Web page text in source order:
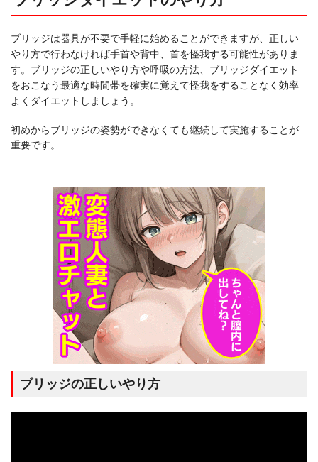
ブリッジは器具が不要で手軽に始めることができますが、正しい
やり方で行わなければ手首や背中、首を怪我する可能性がありま
す。ブリッジの正しいやり方や呼吸の方法、ブリッジダイエット
をおこなう最適な時間帯を確実に覚えて怪我をすることなく効率
よくダイエットしましょう。
初めからブリッジの姿勢ができなくても継続して実施することが
重要です。
ブリッジの正しいやり方